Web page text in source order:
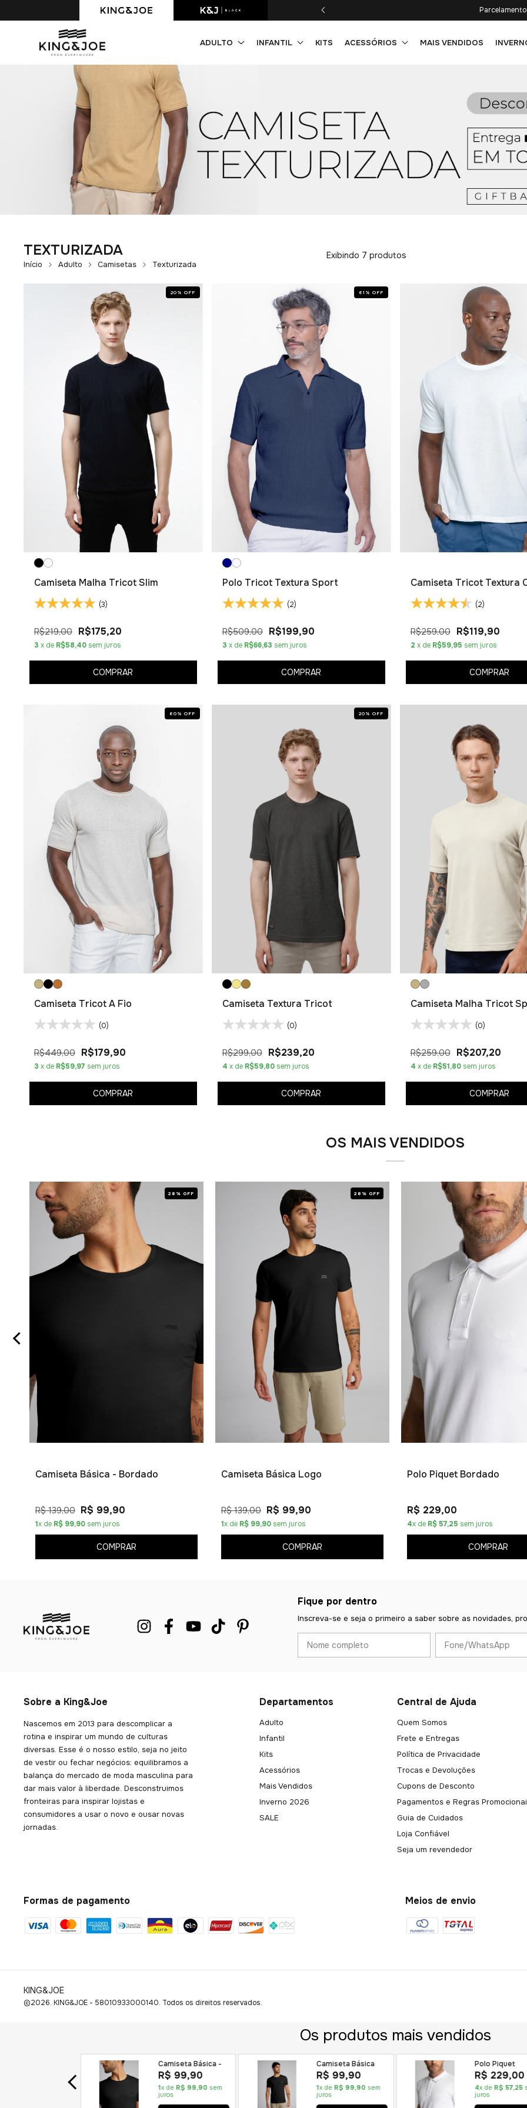
Primeira compra com 10% OFF. Cupom: PRIMEIRACOMPRA
ADULTO INFANTIL KITS ACESSÓRIOS MAIS VENDIDOS
TEXTURIZADA
Início Adulto Camisetas Texturizada
Exibindo 7 produtos
20 % OFF
Camiseta Malha Tricot Slim
(3)
R$219,00 R$175,20
3 x de R$58,40 sem juros
COMPRAR
61 % OFF
Polo Tricot Textura Sport
(2)
R$509,00 R$199,90
3 x de R$66,63 sem juros
COMPRAR
Camiseta Tricot Textura
(2)
R$259,00 R$119,90
2 x de R$59,95 sem juros
COMPRAR
60 % OFF
Camiseta Tricot A Fio
(0)
R$449,00 R$179,90
3 x de R$59,97 sem juros
COMPRAR
20 % OFF
Camiseta Textura Tricot
(0)
R$299,00 R$239,20
4 x de R$59,80 sem juros
COMPRAR
Camiseta Malha Tricot
(0)
R$259,00 R$207,20
4 x de R$51,80 sem juros
COMPRAR
OS MAIS VENDIDOS
28% OFF
Camiseta Básica - Bordado
R$ 139,00 R$ 99,90
1x de R$ 99,90sem juros
COMPRAR
28% OFF
Camiseta Básica Logo
R$ 139,00 R$ 99,90
1x de R$ 99,90sem juros
COMPRAR
Polo Piquet Bordado
R$ 229,00
4x de R$ 57,25 sem juros
COMPRAR
Fique por dentro
Inscreva-se e seja o primeiro a saber sobre as novidades,
Sobre a King&Joe
Nascemos em 2013 para descomplicar a
rotina e inspirar um mundo de culturas
diversas. Esse é o nosso estilo, seja no jeito
de vestir ou fechar negócios: equilibramos a
balança do mercado de moda masculina para
dar mais valor à liberdade. Desconstruimos
fronteiras para inspirar lojistas e
consumidores a usar o novo e ousar novas
jornadas.
Departamentos
Adulto
Infantil
Kits
Acessórios
Mais Vendidos
Inverno 2026
SALE
Central de Ajuda
Quem Somos
Frete e Entregas
Política de Privacidade
Trocas e Devoluções
Cupons de Desconto
Pagamentos e Regras
Guia de Cuidados
Loja Confiável
Seja um revendedor
Formas de pagamento Meios de envio
KING&JOE
©2026. KING&JOE - 58010933000140. Todos os direitos reservados.